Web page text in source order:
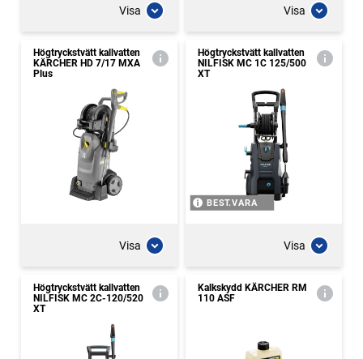
Visa Visa
Högtryckstvätt kallvatten
KÄRCHER HD 7/17 MXA
Plus
Visa
Högtryckstvätt kallvatten
NILFISK MC 1C 125/500
XT
BEST.VARA
Visa
Högtryckstvätt kallvatten
NILFISK MC 2C-120/520
XT
Kalkskydd KÄRCHER RM
110 ASF